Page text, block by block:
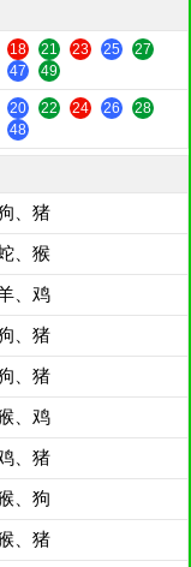
18 21 23 25
27
47 49
20 22 24 26
28
48
、猪
、猴
、鸡
、猪
、猪
、鸡
、猪
、狗
、猪